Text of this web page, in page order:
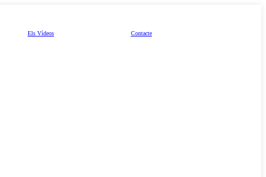
Els Vídeos Contacte